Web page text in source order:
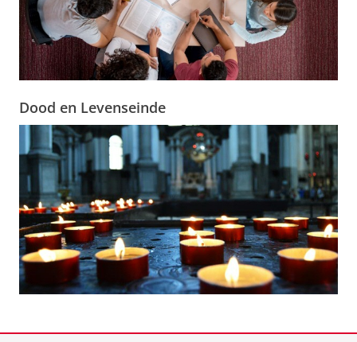
Dood en Levenseinde